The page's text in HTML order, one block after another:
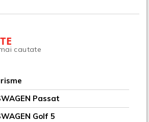
cautate
Passat
Golf 5